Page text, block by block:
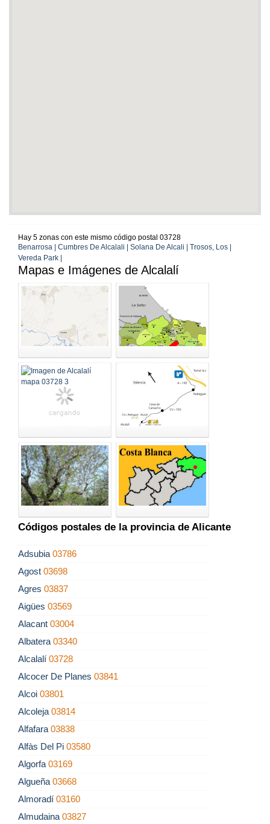
Hay 5 zonas con este mismo código postal 03728
Benarrosa | Cumbres De Alcalali | Solana De Alcali | Trosos, Los |
Vereda Park |
Mapas e Imágenes de Alcalalí
Códigos postales de la provincia de Alicante
Adsubia 03786
Agost 03698
Agres 03837
Aigües 03569
Alacant 03004
Albatera 03340
Alcalalí 03728
Alcocer De Planes 03841
Alcoi 03801
Alcoleja 03814
Alfafara 03838
Alfàs Del Pi 03580
Algorfa 03169
Algueña 03668
Almoradí 03160
Almudaina 03827